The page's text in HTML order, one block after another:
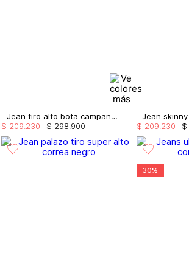
Jean tiro alto bota campana con abertura
$ 298.900
$ 209.230
$
$ 209.230
30%